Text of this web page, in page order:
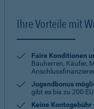
Ihre Vorteile mit
Faire Konditionen
Bauherren, Käufer,
Jugendbonus
gibt es bis zu 200
Keine Kontogebühr